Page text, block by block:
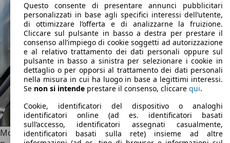
Motori Porsche 959
Questo consente di presentare annunci pubblicitari
personalizzati in base agli specifici interessi dell’utente,
di ottimizzare l’offerta e di analizzarne la fruizione.
Cliccare sul pulsante in basso a destra per prestare il
consenso all’impiego di cookie soggetti ad autorizzazione
e al relativo trattamento dei dati personali oppure sul
pulsante in basso a sinistra per selezionare i cookie in
dettaglio o per opporsi al trattamento dei dati personali
nella misura in cui ha luogo in base a legittimi interessi.
Se non si intende prestare il consenso, cliccare qui.
Cookie, identificatori del dispositivo o analoghi
identificatori online (ad es. identificatori basati
sull’accesso, identificatori assegnati casualmente,
identificatori basati sulla rete) insieme ad altre